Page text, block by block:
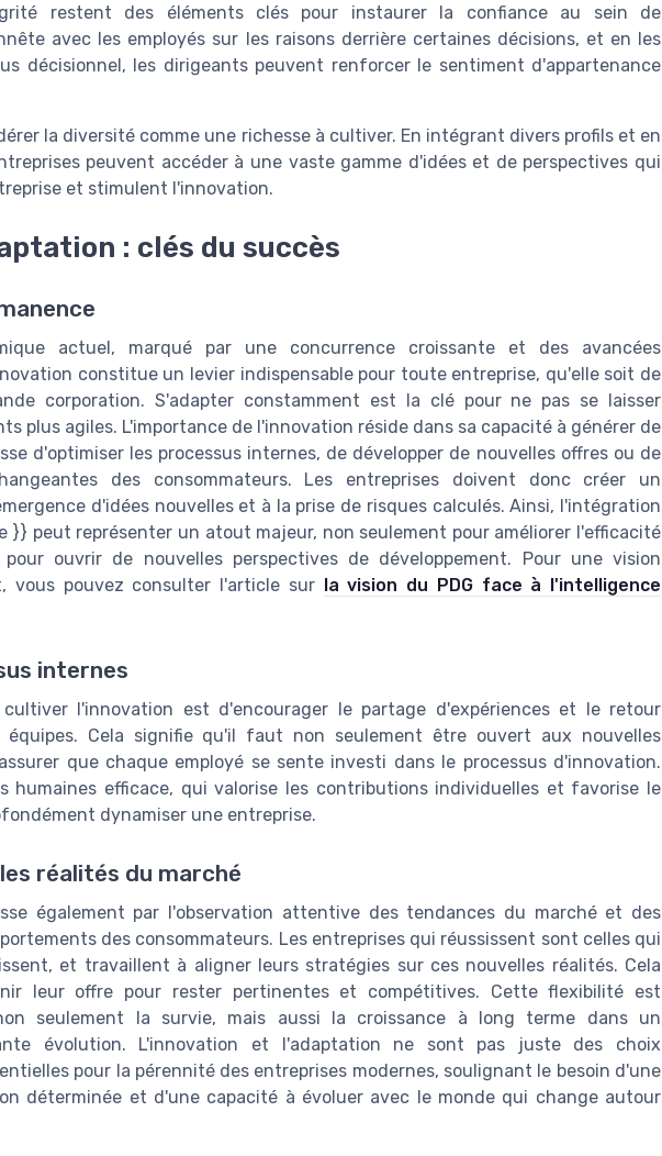
restent des éléments clés pour instaurer la confiance au sein de
avec les employés sur les raisons derrière certaines décisions, et en les
décisionnel, les dirigeants peuvent renforcer le sentiment d'appartenance
la diversité comme une richesse à cultiver. En intégrant divers profils et en
peuvent accéder à une vaste gamme d'idées et de perspectives qui
et stimulent l'innovation.
: clés du succès
actuel, marqué par une concurrence croissante et des avancées
constitue un levier indispensable pour toute entreprise, qu'elle soit de
corporation. S'adapter constamment est la clé pour ne pas se laisser
plus agiles. L'importance de l'innovation réside dans sa capacité à générer de
d'optimiser les processus internes, de développer de nouvelles offres ou de
des consommateurs. Les entreprises doivent donc créer un
d'idées nouvelles et à la prise de risques calculés. Ainsi, l'intégration
}} peut représenter un atout majeur, non seulement pour améliorer l'efficacité
pour ouvrir de nouvelles perspectives de développement. Pour une vision
vous pouvez consulter l'article sur la vision du PDG face à l'intelligence
internes
cultiver l'innovation est d'encourager le partage d'expériences et le retour
Cela signifie qu'il faut non seulement être ouvert aux nouvelles
que chaque employé se sente investi dans le processus d'innovation.
humaines efficace, qui valorise les contributions individuelles et favorise le
dynamiser une entreprise.
réalités du marché
également par l'observation attentive des tendances du marché et des
des consommateurs. Les entreprises qui réussissent sont celles qui
et travaillent à aligner leurs stratégies sur ces nouvelles réalités. Cela
leur offre pour rester pertinentes et compétitives. Cette flexibilité est
seulement la survie, mais aussi la croissance à long terme dans un
évolution. L'innovation et l'adaptation ne sont pas juste des choix
pour la pérennité des entreprises modernes, soulignant le besoin d'une
déterminée et d'une capacité à évoluer avec le monde qui change autour